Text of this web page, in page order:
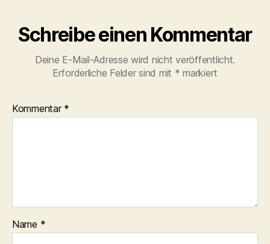
Schreibe einen Kommentar
Deine E-Mail-Adresse wird nicht veröffentlicht.
Erforderliche Felder sind mit * markiert
Kommentar *
Name *